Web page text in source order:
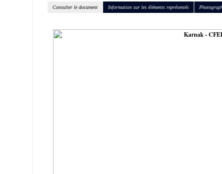
Consulter le document Information sur les éléments représentés